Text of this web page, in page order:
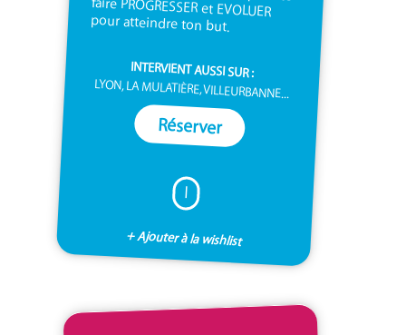
pour atteindre ton but.
INTERVIENT AUSSI SUR :
LYON, LA MULATIÈRE, VILLEURBANNE...
Réserver
I
+ Ajouter à la wishlist